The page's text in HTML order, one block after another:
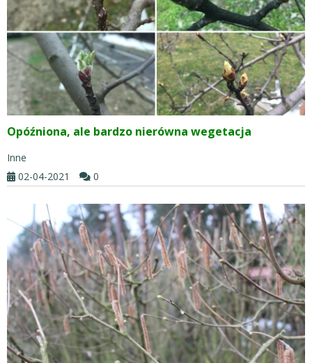
Opóźniona, ale bardzo nierówna wegetacja
Inne
02-04-2021
0